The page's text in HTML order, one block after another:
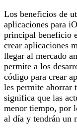
Los beneficios de
aplicaciones para
principal beneficio
crear aplicaciones
llegar al mercado
permite a los
código para crear
les permite ahorrar
significa que las
menor tiempo, por
al día y tendrán un